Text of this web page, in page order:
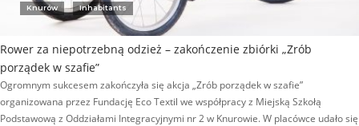
Knurów Inhabitants
Rower za niepotrzebną odzież – zakończenie zbiórki „Zrób
porządek w szafie”
Ogromnym sukcesem zakończyła się akcja „Zrób porządek w szafie”
organizowana przez Fundację Eco Textil we współpracy z Miejską Szkołą
Podstawową z Oddziałami Integracyjnymi nr 2 w Knurowie. W placówce udało się